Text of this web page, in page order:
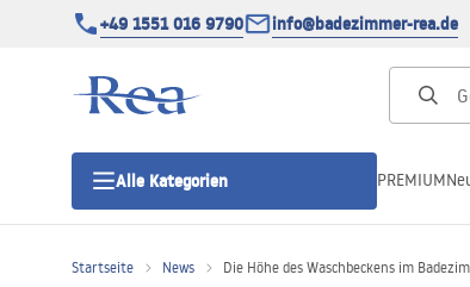
+49 1551 016 9790 info@badezimmer-rea.de
Alle Kategorien PREMIUM
Startseite News Die Höhe des Waschbeckens im